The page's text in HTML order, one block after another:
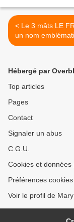
< Le 3 mâts LE FRANÇAIS,
un nom
un bateau
Hébergé par
Top articles
Pages
Contact
Signaler un abus
C.G.U.
Cookies et données
Préférences cookies
Voir le profil de